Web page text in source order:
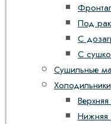
Под
С
С
Сушильные
Холодильники
Нижняя